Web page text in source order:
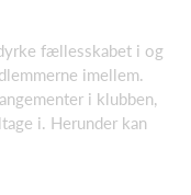
fællesskabet i og
imellem.
i klubben,
i. Herunder kan